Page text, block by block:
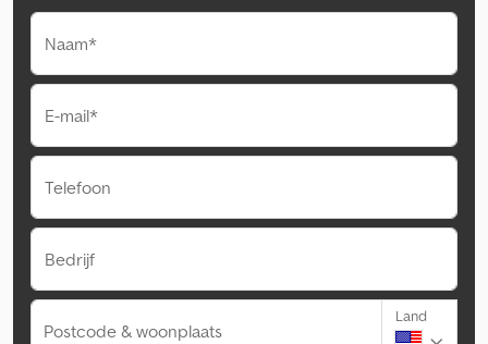
Naam*
E-mail*
Telefoon
Bedrijf
Postcode & woonplaats
Land